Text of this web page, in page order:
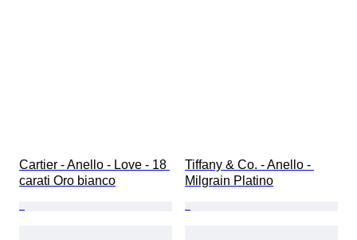
Cartier - Anello - Love - 18
carati Oro bianco
Tiffany & Co. - Anello -
Milgrain Platino